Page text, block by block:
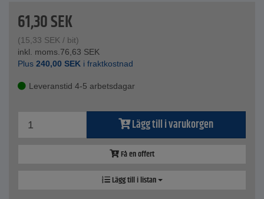
Material - stålplåt
Mått (L x B x D) - 200 x 60 x 2 mm
Håldiameter - 5 mm
Antal monteringshål - 30 stycken
Innehåll - 4 stycken
61,30SEK
(15,33 SEK / bit)
inkl. moms.76,63 SEK
Plus 240,00 SEK i fraktkostnad
Leveranstid 4-5 arbetsdagar
Lägg till i varukorgen
Få en offert
Lägg till i listan